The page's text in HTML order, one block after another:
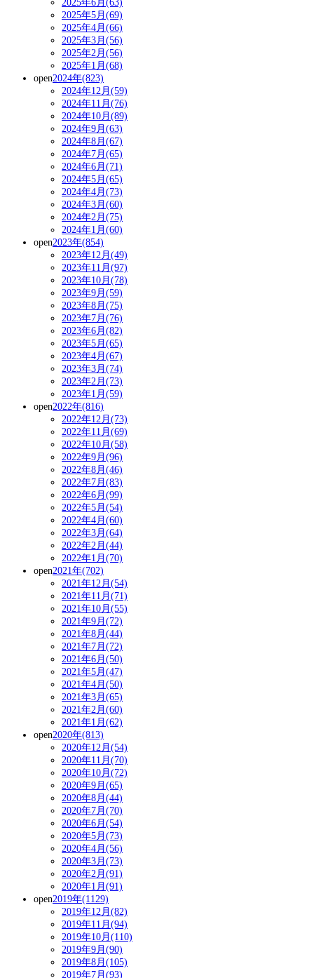
2025年6月(63)
2025年5月(69)
2025年4月(66)
2025年3月(56)
2025年2月(56)
2025年1月(68)
open2024年(823)
2024年12月(59)
2024年11月(76)
2024年10月(89)
2024年9月(63)
2024年8月(67)
2024年7月(65)
2024年6月(71)
2024年5月(65)
2024年4月(73)
2024年3月(60)
2024年2月(75)
2024年1月(60)
open2023年(854)
2023年12月(49)
2023年11月(97)
2023年10月(78)
2023年9月(59)
2023年8月(75)
2023年7月(76)
2023年6月(82)
2023年5月(65)
2023年4月(67)
2023年3月(74)
2023年2月(73)
2023年1月(59)
open2022年(816)
2022年12月(73)
2022年11月(69)
2022年10月(58)
2022年9月(96)
2022年8月(46)
2022年7月(83)
2022年6月(99)
2022年5月(54)
2022年4月(60)
2022年3月(64)
2022年2月(44)
2022年1月(70)
open2021年(702)
2021年12月(54)
2021年11月(71)
2021年10月(55)
2021年9月(72)
2021年8月(44)
2021年7月(72)
2021年6月(50)
2021年5月(47)
2021年4月(50)
2021年3月(65)
2021年2月(60)
2021年1月(62)
open2020年(813)
2020年12月(54)
2020年11月(70)
2020年10月(72)
2020年9月(65)
2020年8月(44)
2020年7月(70)
2020年6月(54)
2020年5月(73)
2020年4月(56)
2020年3月(73)
2020年2月(91)
2020年1月(91)
open2019年(1129)
2019年12月(82)
2019年11月(94)
2019年10月(110)
2019年9月(90)
2019年8月(105)
2019年7月(93)